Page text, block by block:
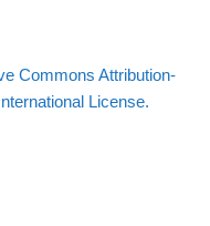
Commons Attribution-
License.